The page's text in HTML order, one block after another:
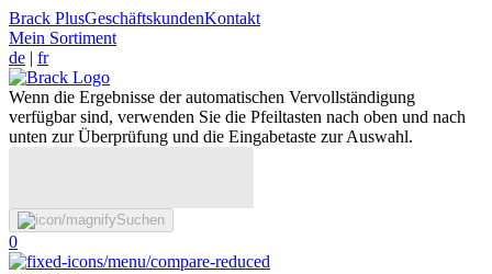
Brack PlusGeschäftskundenKontakt
Mein Sortiment
de | fr
Wenn die Ergebnisse der automatischen Vervollständigung
verfügbar sind, verwenden Sie die Pfeiltasten nach oben und nach
unten zur Überprüfung und die Eingabetaste zur Auswahl.
Suchen
0